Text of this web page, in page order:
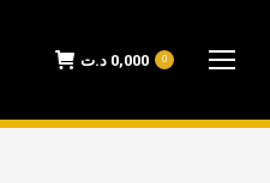
0,000 د.ت 0